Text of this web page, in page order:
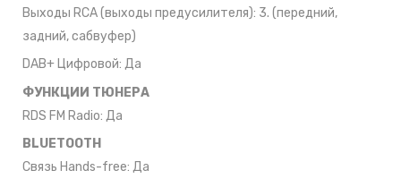
Выходы RCA (выходы предусилителя): 3. (передний,
задний, сабвуфер)
DAB+ Цифровой: Да
ФУНКЦИИ ТЮНЕРА
RDS FM Radio: Да
BLUETOOTH
Связь Hands-free: Да